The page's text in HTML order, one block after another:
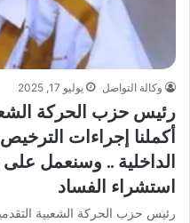
وكالة التواصل يوليو 17, 2025
رئيس حزب الحركة
أكملنا إجراءات
الداخلية .. وسنعمل على
استشراء الفساد
رئيس حزب الحركة الشعبية